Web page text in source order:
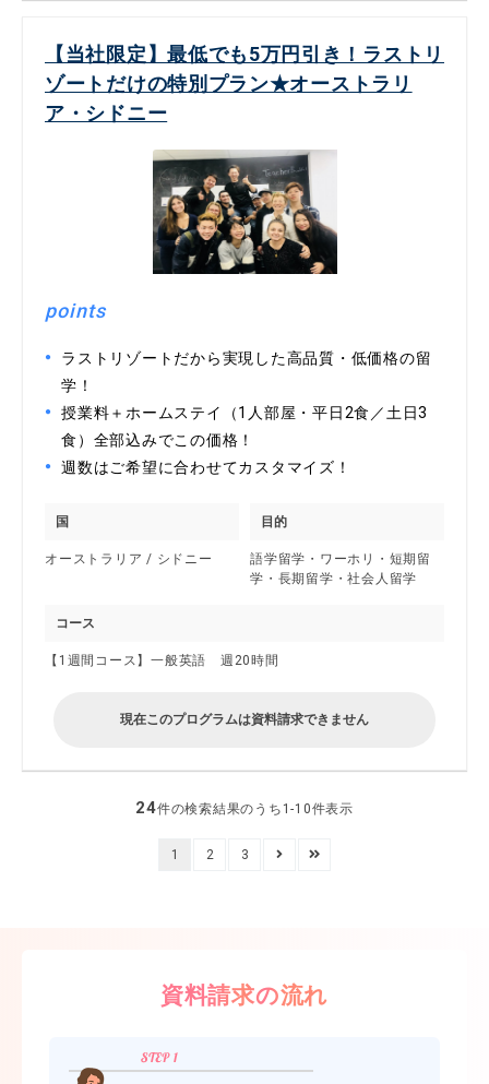
【当社限定】最低でも5万円引き！ラストリ
ゾートだけの特別プラン★オーストラリ
ア・シドニー
points
ラストリゾートだから実現した高品質・低価格の留
学！
授業料＋ホームステイ（1人部屋・平日2食／土日3
食）全部込みでこの価格！
週数はご希望に合わせてカスタマイズ！
国
オーストラリア / シドニー
目的
語学留学・ワーホリ・短期留
学・長期留学・社会人留学
コース
【1週間コース】一般英語 週20時間
現在このプログラムは資料請求できません
24件の検索結果のうち1-10件表示
1 2 3
資料請求の流れ